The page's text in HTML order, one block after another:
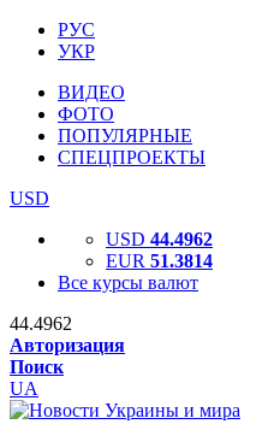
РУС
УКР
ВИДЕО
ФОТО
ПОПУЛЯРНЫЕ
СПЕЦПРОЕКТЫ
USD
USD 44.4962
EUR 51.3814
Все курсы валют
44.4962
Авторизация
Поиск
UA